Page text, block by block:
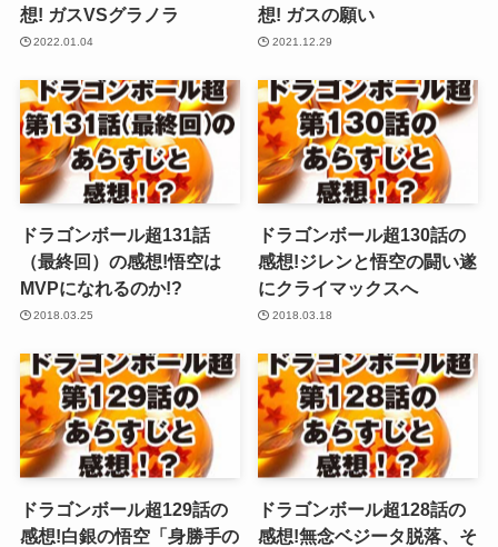
想! ガスVSグラノラ
2022.01.04
想! ガスの願い
2021.12.29
ドラゴンボール超131話
（最終回）の感想!悟空は
MVPになれるのか!?
2018.03.25
ドラゴンボール超130話の
感想!ジレンと悟空の闘い遂
にクライマックスへ
2018.03.18
ドラゴンボール超129話の
感想!白銀の悟空「身勝手の
ドラゴンボール超128話の
感想!無念ベジータ脱落、そ